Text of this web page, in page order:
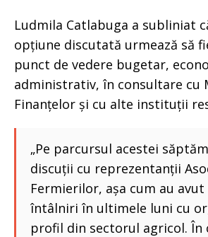
Ludmila Catlabuga a subliniat
opțiune discutată urmează să
punct de vedere bugetar,
administrativ, în consultare cu
Finanțelor și cu alte instituții
„Pe parcursul acestei
discuții cu reprezentanții
Fermierilor, așa cum au
întâlniri în ultimele luni cu
profil din sectorul agricol. În